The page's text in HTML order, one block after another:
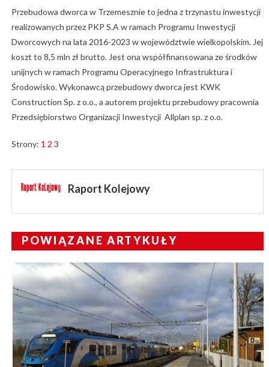
Przebudowa dworca w Trzemesznie to jedna z trzynastu inwestycji
realizowanych przez PKP S.A w ramach Programu Inwestycji
Dworcowych na lata 2016-2023 w województwie wielkopolskim. Jej
koszt to 8,5 mln zł brutto. Jest ona współfinansowana ze środków
unijnych w ramach Programu Operacyjnego Infrastruktura i
Środowisko. Wykonawcą przebudowy dworca jest KWK
Construction Sp. z o.o., a autorem projektu przebudowy pracownia
Przedsiębiorstwo Organizacji Inwestycji Allplan sp. z o.o.
Strony: 1 2 3
Raport Kolejowy
POWIĄZANE ARTYKUŁY